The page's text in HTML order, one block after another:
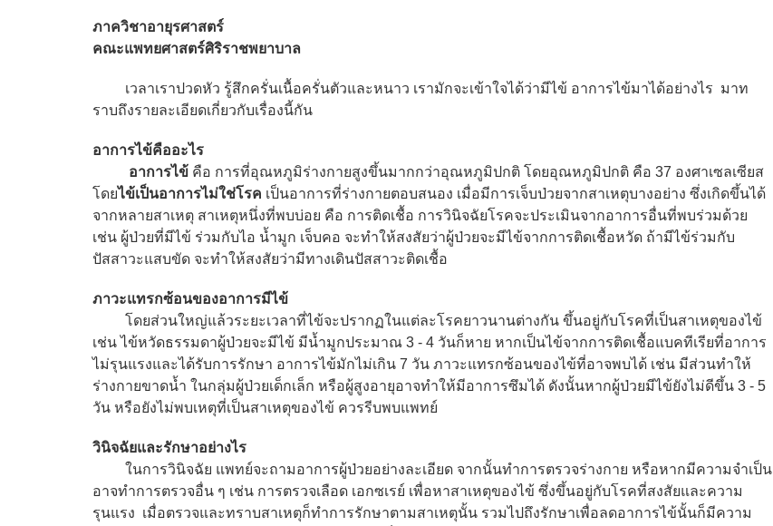
ภาควิชาอายุรศาสตร์
คณะแพทยศาสตร์ศิริราชพยาบาล
เวลาเราปวดหัว รู้สึกครั่นเนื้อครั่นตัวและหนาว เรามักจะเข้าใจได้ว่ามีไข้ อาการไข้มาได้อย่างไร มาท
ราบถึงรายละเอียดเกี่ยวกับเรื่องนี้กัน
อาการไข้คืออะไร
อาการไข้ คือ การที่อุณหภูมิร่างกายสูงขึ้นมากกว่าอุณหภูมิปกติ โดยอุณหภูมิปกติ คือ 37 องศาเซลเซียส
โดยไข้เป็นอาการไม่ใช่โรค เป็นอาการที่ร่างกายตอบสนอง เมื่อมีการเจ็บป่วยจากสาเหตุบางอย่าง ซึ่งเกิดขึ้นได้
จากหลายสาเหตุ สาเหตุหนึ่งที่พบบ่อย คือ การติดเชื้อ การวินิจฉัยโรคจะประเมินจากอาการอื่นที่พบร่วมด้วย
เช่น ผู้ป่วยที่มีไข้ ร่วมกับไอ น้ำมูก เจ็บคอ จะทำให้สงสัยว่าผู้ป่วยจะมีไข้จากการติดเชื้อหวัด ถ้ามีไข้ร่วมกับ
ปัสสาวะแสบขัด จะทำให้สงสัยว่ามีทางเดินปัสสาวะติดเชื้อ
ภาวะแทรกซ้อนของอาการมีไข้
โดยส่วนใหญ่แล้วระยะเวลาที่ไข้จะปรากฏในแต่ละโรคยาวนานต่างกัน ขึ้นอยู่กับโรคที่เป็นสาเหตุของไข้
เช่น ไข้หวัดธรรมดาผู้ป่วยจะมีไข้ มีน้ำมูกประมาณ 3 - 4 วันก็หาย หากเป็นไข้จากการติดเชื้อแบคทีเรียที่อาการ
ไม่รุนแรงและได้รับการรักษา อาการไข้มักไม่เกิน 7 วัน ภาวะแทรกซ้อนของไข้ที่อาจพบได้ เช่น มีส่วนทำให้
ร่างกายขาดน้ำ ในกลุ่มผู้ป่วยเด็กเล็ก หรือผู้สูงอายุอาจทำให้มีอาการซึมได้ ดังนั้นหากผู้ป่วยมีไข้ยังไม่ดีขึ้น 3 - 5
วัน หรือยังไม่พบเหตุที่เป็นสาเหตุของไข้ ควรรีบพบแพทย์
วินิจฉัยและรักษาอย่างไร
ในการวินิจฉัย แพทย์จะถามอาการผู้ป่วยอย่างละเอียด จากนั้นทำการตรวจร่างกาย หรือหากมีความจำเป็น
อาจทำการตรวจอื่น ๆ เช่น การตรวจเลือด เอกซเรย์ เพื่อหาสาเหตุของไข้ ซึ่งขึ้นอยู่กับโรคที่สงสัยและความ
รุนแรง เมื่อตรวจและทราบสาเหตุก็ทำการรักษาตามสาเหตุนั้น รวมไปถึงรักษาเพื่อลดอาการไข้นั้นก็มีความ